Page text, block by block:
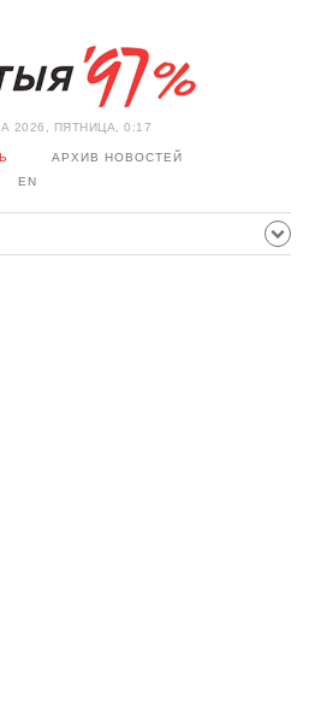
2026, ПЯТНИЦА, 0:17
АРХИВ НОВОСТЕЙ
EN